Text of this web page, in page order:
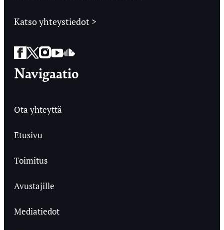
Katso yhteystiedot >
Facebook
Twitter
Instagram
YouTube
SoundCloud
Navigaatio
Ota yhteyttä
Etusivu
Toimitus
Avustajille
Mediatiedot